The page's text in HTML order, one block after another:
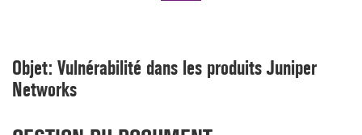
Objet: Vulnérabilité dans les produits Juniper
Networks